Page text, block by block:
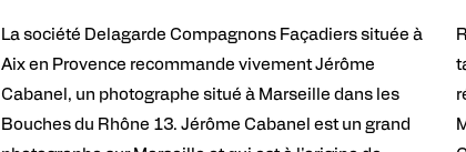
La société Delagarde Compagnons Façadiers située à
Aix en Provence recommande vivement Jérôme
Cabanel, un photographe situé à Marseille dans les
Bouches du Rhône 13. Jérôme Cabanel est un grand